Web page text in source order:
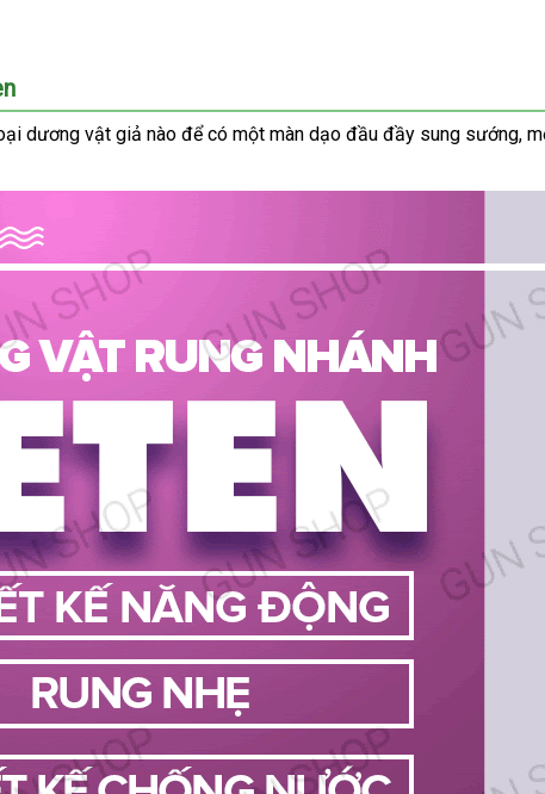
dương vật giả nào gần
để có một màn dạo đầu đầy sung sướnggiá
,